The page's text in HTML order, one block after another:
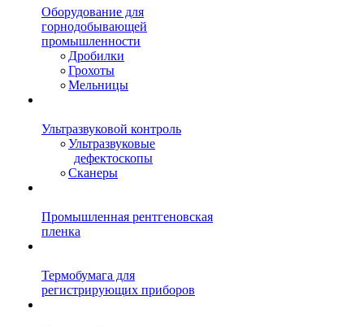
Оборудование для
горнодобывающей
промышленности
Дробилки
Грохоты
Мельницы
Ультразвуковой контроль
Ультразвуковые
дефектоскопы
Сканеры
Промышленная рентгеновская
пленка
Термобумага для
регистрирующих приборов